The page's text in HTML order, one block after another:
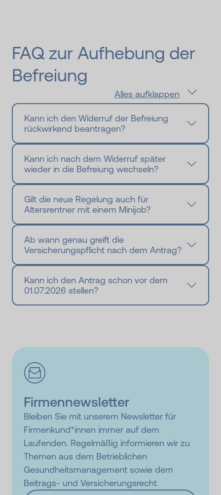
FAQ zur Auf­hebung der
Be­freiung
Alles aufklappen
Kann ich den Widerruf der Befreiung
rückwirkend beantragen?
Kann ich nach dem Widerruf später
wieder in die Befreiung wechseln?
Gilt die neue Regelung auch für
Altersrentner mit einem Minijob?
Ab wann genau greift die
Versicherungspflicht nach dem Antrag?
Kann ich den Antrag schon vor dem
01.07.2026 stellen?
Firmennewsletter
Bleiben Sie mit unserem Newsletter für
Firmenkund*innen immer auf dem
Laufenden. Regelmäßig informieren wir zu
Themen aus dem Betrieblichen
Gesundheits­management sowie dem
Beitrags- und Versicherungsrecht.